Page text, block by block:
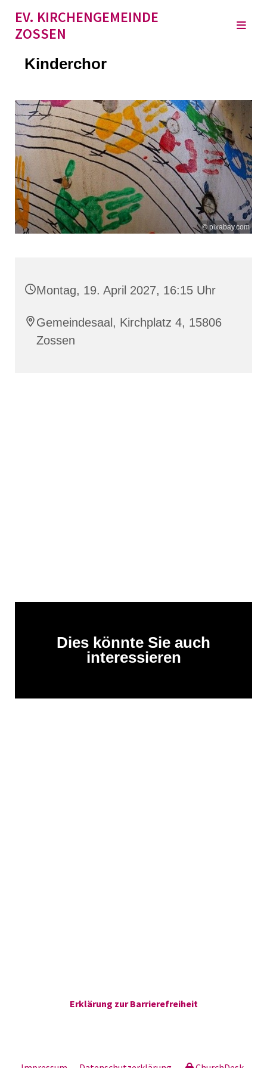
EV. KIRCHENGEMEINDE
ZOSSEN
Kinderchor
© pixabay.com
Montag, 19. April 2027, 16:15 Uhr
Gemeindesaal, Kirchplatz 4, 15806
Zossen
Dies könnte Sie auch
interessieren
Erklärung zur Barrierefreiheit